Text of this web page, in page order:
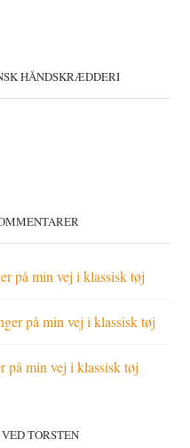
HÅNDSKRÆDDERI
på min vej i klassisk tøj
på min vej i klassisk tøj
på min vej i klassisk tøj
TORSTEN